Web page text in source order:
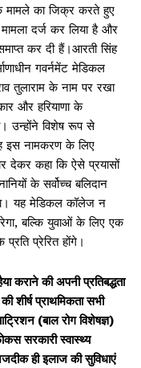
मामले का जिक्र करते हुए
दर्ज कर लिया है और
कर दी हैं।आरती सिंह
गवर्नमेंट मेडिकल
तुलाराम के नाम पर रखा
और हरियाणा के
उन्होंने विशेष रूप से
इस नामकरण के लिए
देकर कहा कि ऐसे प्रयासों
के सर्वोच्च बलिदान
यह मेडिकल कॉलेज न
बल्कि युवाओं के लिए एक
प्रेरित होंगे।
कराने की अपनी प्रतिबद्धता
शीर्ष प्राथमिकता सभी
(बाल रोग विशेषज्ञ)
सरकारी स्वास्थ्य
ही इलाज की सुविधाएं